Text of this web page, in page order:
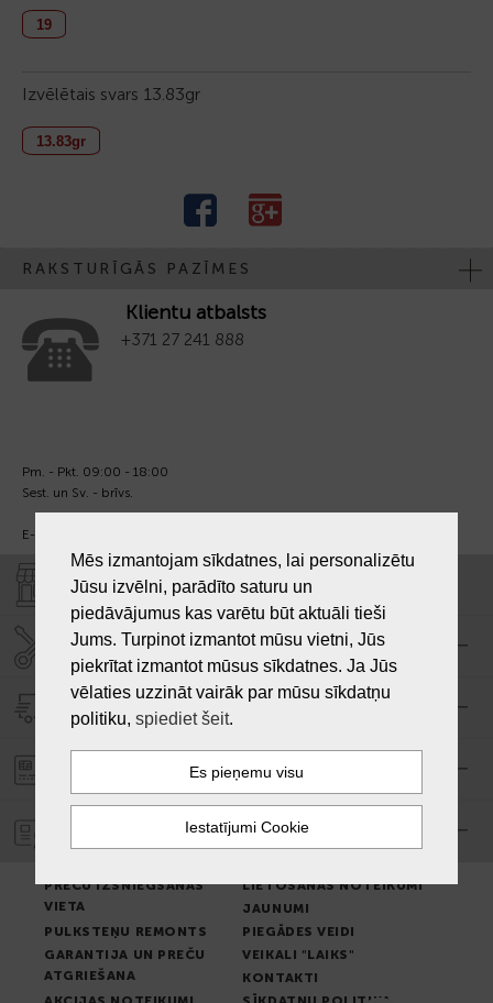
19
Izvēlētais svars 13.83gr
13.83gr
RAKSTURĪGĀS PAZĪMES
Klientu atbalsts
+371 27 241 888
Pm. - Pkt. 09:00 - 18:00
Sest. un Sv. - brīvs.
E-pasts:
VEIKALI "LAIKS"
SERVISA CENTRS "LAIKS"
PIEGĀDE
PASŪTĪJUMA APMAKSA
GARANTIJA
PREČU IZSNIEGŠANAS
VIETA
LIETOŠANAS NOTEIKUMI
JAUNUMI
PULKSTEŅU REMONTS
PIEGĀDES VEIDI
GARANTIJA UN PREČU
ATGRIEŠANA
VEIKALI "LAIKS"
KONTAKTI
Mēs izmantojam sīkdatnes, lai personalizētu
Jūsu izvēlni, parādīto saturu un
piedāvājumus kas varētu būt aktuāli tieši
Jums. Turpinot izmantot mūsu vietni, Jūs
piekrītat izmantot mūsus sīkdatnes. Ja Jūs
vēlaties uzzināt vairāk par mūsu sīkdatņu
politiku, spiediet šeit.